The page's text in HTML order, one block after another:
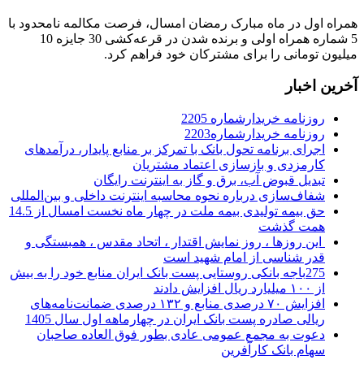
همراه اول در ماه مبارک رمضان امسال، فرصت مکالمه نامحدود با
5 شماره همراه اولی و برنده شدن در قرعه‌کشی 30 جایزه 10
میلیون تومانی را برای مشترکان خود فراهم کرد.
آخرین اخبار
روزنامه خریدارشماره 2205
روزنامه خریدارشماره2203
اجرای برنامه تحول بانک با تمرکز بر منابع پایدار، درآمدهای
کارمزدی و بازسازی اعتماد مشتریان
تبدیل قبوض آب، برق و گاز به اینترنت رایگان
شفاف‌سازی درباره نحوه محاسبه اینترنت داخلی و بین‌المللی
حق بیمه تولیدی بیمه ملت در چهار ماه نخست امسال از 14.5
همت گذشت
این روزها ، روز نمایش اقتدار ، اتحاد مقدس ، همبستگی و
قدر شناسی از امام شهید است
275باجه بانکی روستایی پست بانک ایران منابع خود را به بیش
از ۱۰۰ میلیارد ریال افزایش دادند
افزایش ۷۰ درصدی منابع و ۱۳۲ درصدی ضمانت‌نامه‌های
ریالی صادره پست بانک ایران در چهارماهه اول سال 1405
دعوت به مجمع عمومی عادی بطور فوق العاده صاحبان
سهام بانک کارآفرین